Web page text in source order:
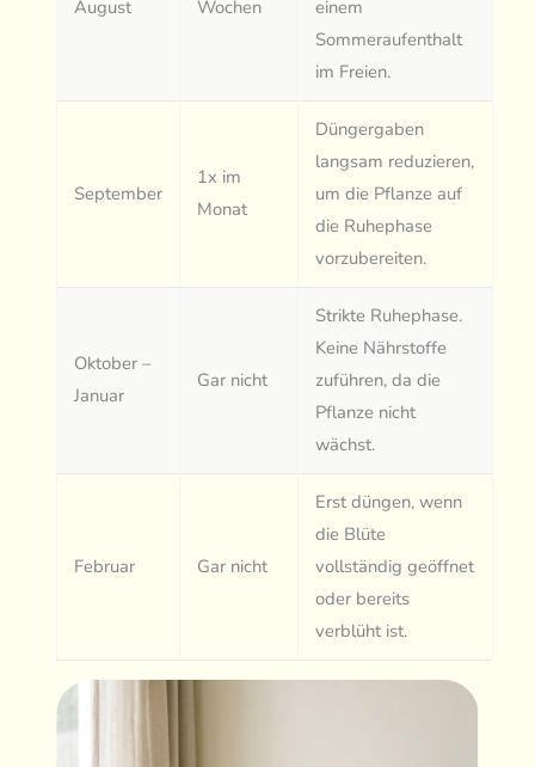
August
Wochen
einem
Sommeraufenthalt
im Freien.
September
1x im
Monat
Düngergaben
langsam reduzieren,
um die Pflanze auf
die Ruhephase
vorzubereiten.
Oktober –
Januar
Gar nicht
Strikte Ruhephase.
Keine Nährstoffe
zuführen, da die
Pflanze nicht
wächst.
Februar Gar nicht
Erst düngen, wenn
die Blüte
vollständig geöffnet
oder bereits
verblüht ist.